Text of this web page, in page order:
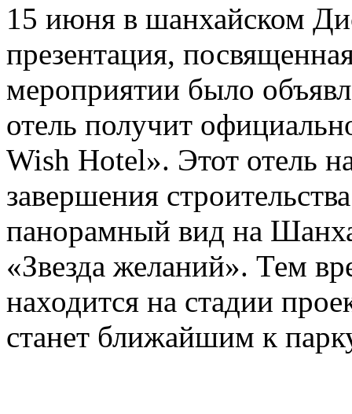
15 июня в шанхайском
презентация,
мероприятии было
отель получит
Wish Hotel». Этот отель
завершения
панорамный вид на
«Звезда желаний». Тем
находится на стадии
станет ближайшим к